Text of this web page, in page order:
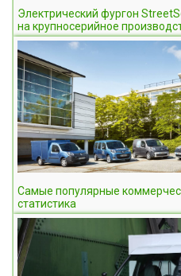
Электрический фургон
на крупносерийное
Самые популярные
статистика